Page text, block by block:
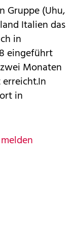
Gruppe (Uhu,
Italien das
in
eingeführt
Monaten
in